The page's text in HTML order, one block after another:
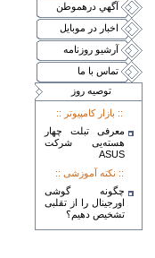
آگهي درهموطن
اخبار در موبايل
آرشيو روزنامه
تماس با ما
توصيه روز
:: بازار کامپيوتر ::
معرفی تبلت چهار
هسته‌يی شرکت
ASUS‎
:: نکته آموزشی ::
چگونه گوشی
اورجینال را از تقلبی
تشخیص دهیم؟